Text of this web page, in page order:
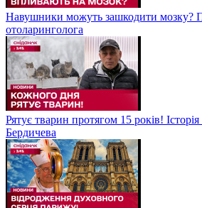
Навушники можуть зашкодити мозку?
отоларинголога
Рятує тварин протягом 15 років!
Бердичева